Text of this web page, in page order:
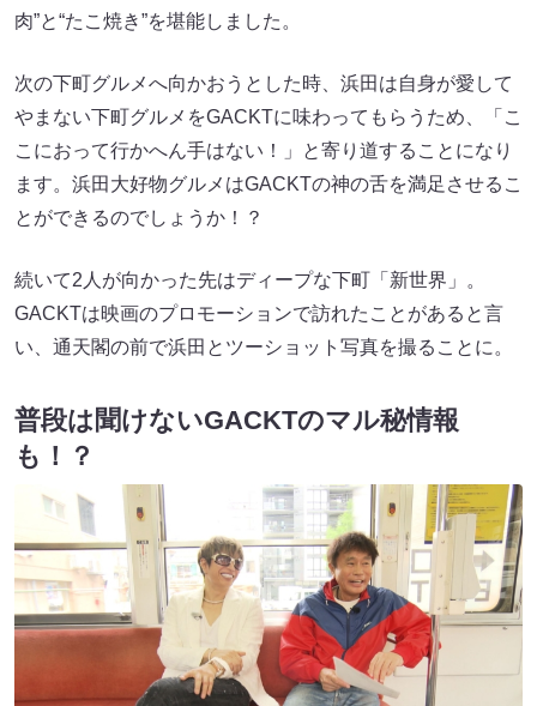
肉”と“たこ焼き”を堪能しました。
次の下町グルメへ向かおうとした時、浜田は自身が愛して
やまない下町グルメをGACKTに味わってもらうため、「こ
こにおって行かへん手はない！」と寄り道することになり
ます。浜田大好物グルメはGACKTの神の舌を満足させるこ
とができるのでしょうか！？
続いて2人が向かった先はディープな下町「新世界」。
GACKTは映画のプロモーションで訪れたことがあると言
い、通天閣の前で浜田とツーショット写真を撮ることに。
普段は聞けないGACKTのマル秘情報
も！？